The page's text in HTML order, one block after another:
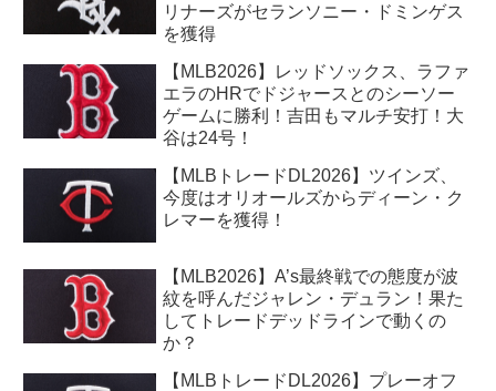
リナーズがセランソニー・ドミンゲス
を獲得
【MLB2026】レッドソックス、ラファ
エラのHRでドジャースとのシーソー
ゲームに勝利！吉田もマルチ安打！大
谷は24号！
【MLBトレードDL2026】ツインズ、
今度はオリオールズからディーン・ク
レマーを獲得！
【MLB2026】A’s最終戦での態度が波
紋を呼んだジャレン・デュラン！果た
してトレードデッドラインで動くの
か？
【MLBトレードDL2026】プレーオフ